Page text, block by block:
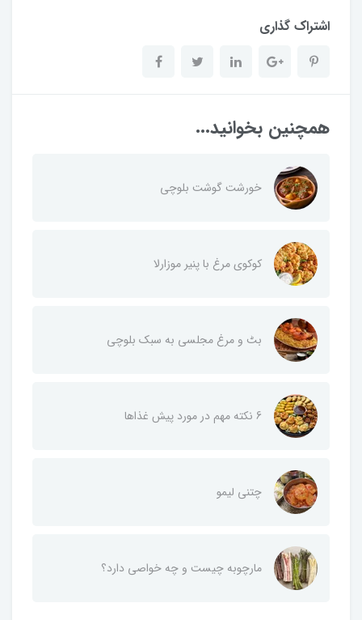
اشتراک گذاری
همچنین بخوانید...
خورشت گوشت بلوچی
کوکوی مرغ با پنیر موزارلا
بٹ و مرغ مجلسی به سبک بلوچی
6 نکته مهم در مورد پیش غذاها
چتنی لیمو
مارچوبه چیست و چه خواصی دارد؟